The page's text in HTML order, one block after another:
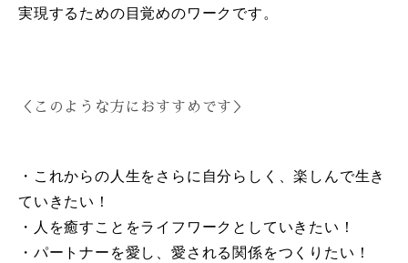
実現するための目覚めのワークです。
＜このような方におすすめです＞
・これからの人生をさらに自分らしく、楽しんで生き
ていきたい！
・人を癒すことをライフワークとしていきたい！
・パートナーを愛し、愛される関係をつくりたい！